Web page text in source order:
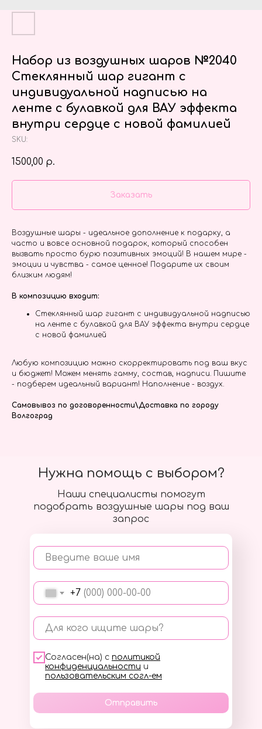
Набор из воздушных шаров №2040
Стеклянный шар гигант с
индивидуальной надписью на
ленте с булавкой для ВАУ эффекта
внутри сердце с новой фамилией
SKU:
1500,00 р.
Заказать
Воздушные шары - идеальное дополнение к подарку, а
часто и вовсе основной подарок, который способен
вызвать просто бурю позитивных эмоций! В нашем мире -
эмоции и чувства - самое ценное! Подарите их своим
близким людям!
В композицию входит:
Стеклянный шар гигант с индивидуальной надписью
на ленте с булавкой для ВАУ эффекта внутри сердце
с новой фамилией
Любую композицию можно скорректировать под ваш вкус
и бюджет! Можем менять гамму, состав, надписи. Пишите
- подберем идеальный вариант! Наполнение - воздух.
Самовывоз по договоренности\Доставка по городу
Волгоград
Наши специалисты помогут
подобрать воздушные шары под ваш
запрос
Введите ваше имя
+7
Для кого ищите шары?
Согласен(на) с политикой
конфиденциальности и
пользовательским согл-ем
Отправить
Нужна помощь с выбором?